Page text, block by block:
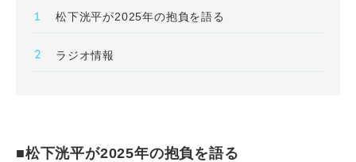
松下洸平が2025年の抱負を語る
ラジオ情報
■松下洸平が2025年の抱負を語る